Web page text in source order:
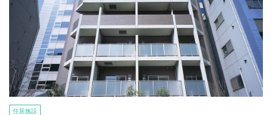
住居施設